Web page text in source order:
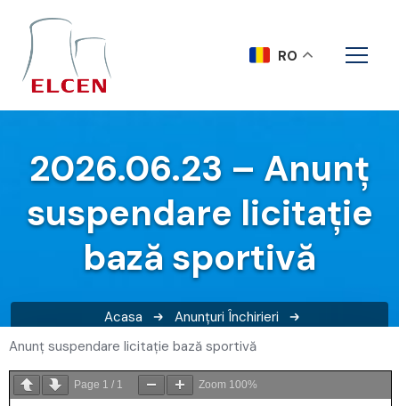
2026.06.23 – Anunț
suspendare licitație
bază sportivă
Acasa Anunțuri Închirieri
2026.06.23 – Anunț suspendare licitație bază sportivă
Anunț suspendare licitație bază sportivă
Page 1 / 1 Zoom 100%
RO